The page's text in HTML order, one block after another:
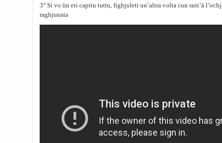
3° Si vo ùn eti capitu tuttu, fighjuleti un’altra volta cun sutt’à
raghjunata